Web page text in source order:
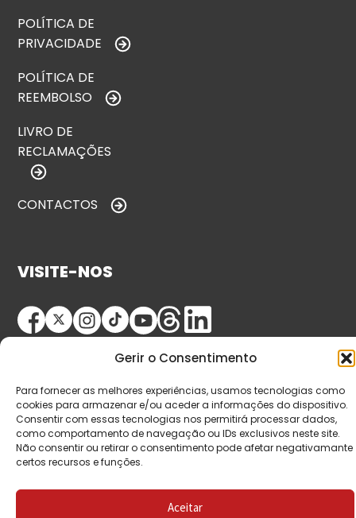
Gerir o Consentimento
Para fornecer as melhores experiências, usamos tecnologias como
cookies para armazenar e/ou aceder a informações do dispositivo.
Consentir com essas tecnologias nos permitirá processar dados,
como comportamento de navegação ou IDs exclusivos neste site.
Não consentir ou retirar o consentimento pode afetar negativamante
certos recursos e funções.
Aceitar
POLÍTICA DE
PRIVACIDADE
POLÍTICA DE
REEMBOLSO
LIVRO DE
RECLAMAÇÕES
CONTACTOS
VISITE-NOS
© Copyright 2026 Saída de Emergência. Todos os
direitos reservados.